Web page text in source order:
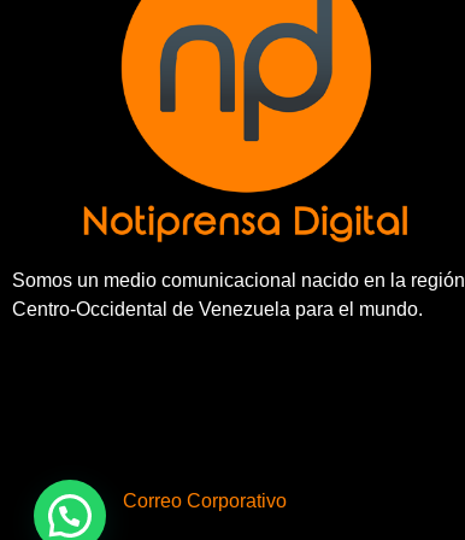
Somos un medio comunicacional nacido en la región
Centro-Occidental de Venezuela para el mundo.
Correo Corporativo